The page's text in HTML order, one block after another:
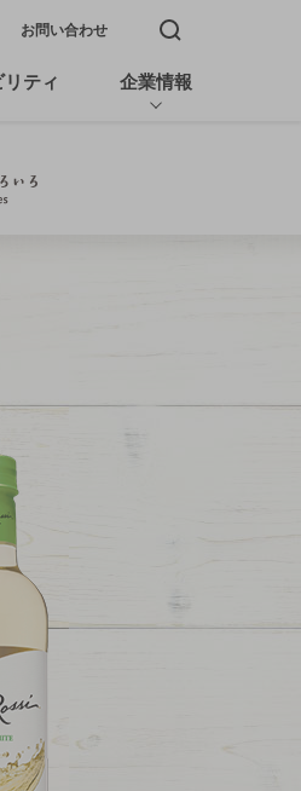
お問い合わせ 検索窓を開く
ティ 企業情報